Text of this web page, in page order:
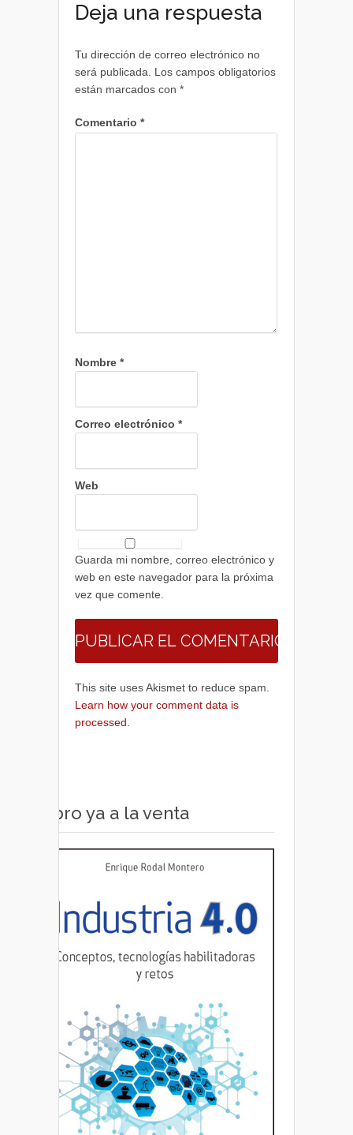
Deja una respuesta
Tu dirección de correo electrónico no
será publicada.
Los campos obligatorios
están marcados con *
Comentario *
Nombre *
Correo electrónico *
Web
Guarda mi nombre, correo electrónico y
web en este navegador para la próxima
vez que comente.
This site uses Akismet to reduce spam.
Learn how your comment data is
processed.
Libro ya a la venta